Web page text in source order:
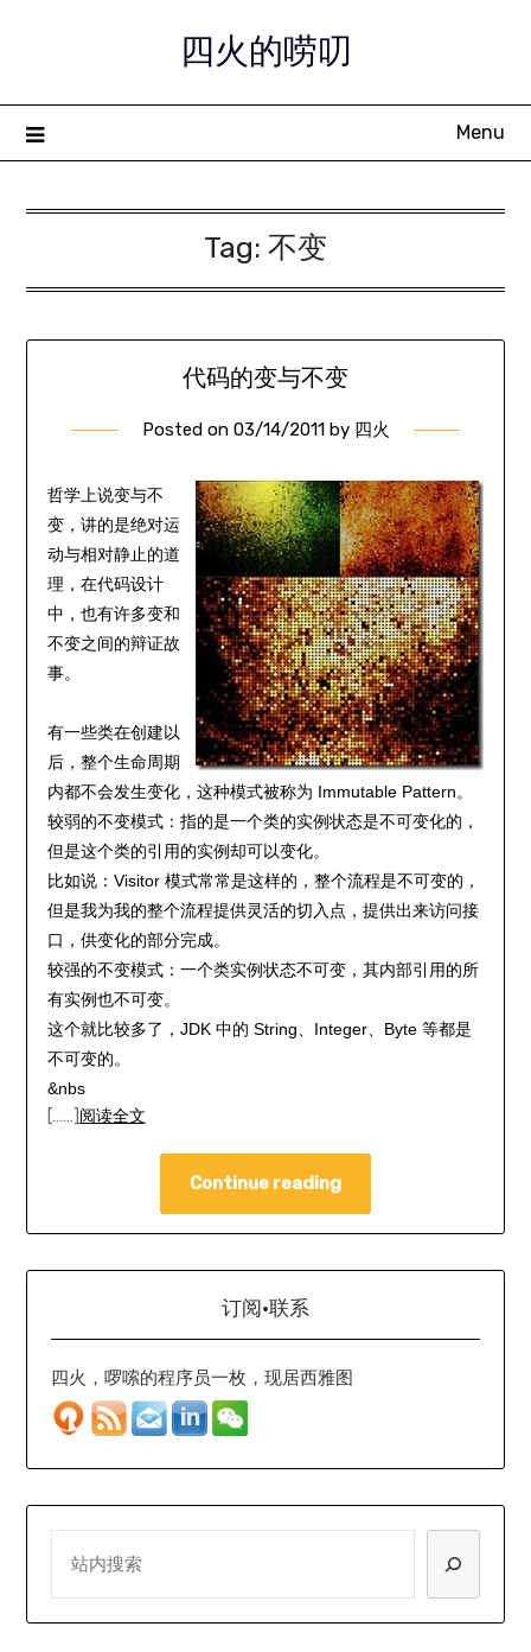
四火的唠叨
Menu
Tag: 不变
代码的变与不变
Posted on 03/14/2011by 四火
哲学上说变与不
变，讲的是绝对运
动与相对静止的道
理，在代码设计
中，也有许多变和
不变之间的辩证故
事。
有一些类在创建以
后，整个生命周期
内都不会发生变化，这种模式被称为 Immutable Pattern。
较弱的不变模式：指的是一个类的实例状态是不可变化的，
但是这个类的引用的实例却可以变化。
比如说：Visitor 模式常常是这样的，整个流程是不可变的，
但是我为我的整个流程提供灵活的切入点，提供出来访问接
口，供变化的部分完成。
较强的不变模式：一个类实例状态不可变，其内部引用的所
有实例也不可变。
这个就比较多了，JDK 中的 String、Integer、Byte 等都是
不可变的。
&nbs
[……] 阅读全文
Continue reading
订阅·联系
四火，啰嗦的程序员一枚，现居西雅图